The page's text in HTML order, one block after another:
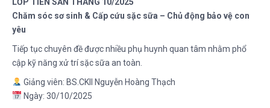
Chăm sóc sơ sinh & Cấp cứu sặc sữa – Chủ động bảo vệ con
yêu
Tiếp tục chuyên đề được nhiều phụ huynh quan tâm nhằm phổ
cập kỹ năng xử trí sặc sữa an toàn.
Giảng viên: BS.CKII Nguyễn Hoàng Thạch
Ngày: 30/10/2025